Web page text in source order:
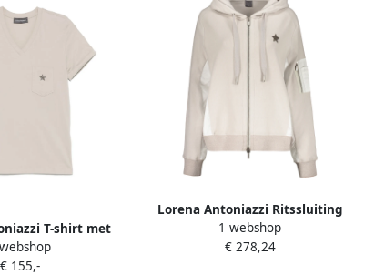
T-shirt met
Beige
€ 155,-
Lorena Antoniazzi Ritssluiting
Hoodie met Ster Patch Beige
Dames
1 webshop
€ 278,24